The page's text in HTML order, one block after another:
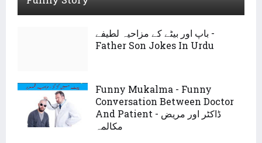
باپ اور بیٹے کے مزاحیہ لطیفے -
Father Son Jokes In Urdu
Funny Mukalma - Funny
Conversation Between Doctor
And Patient - ڈاکٹر اور مریض
مکالمہ